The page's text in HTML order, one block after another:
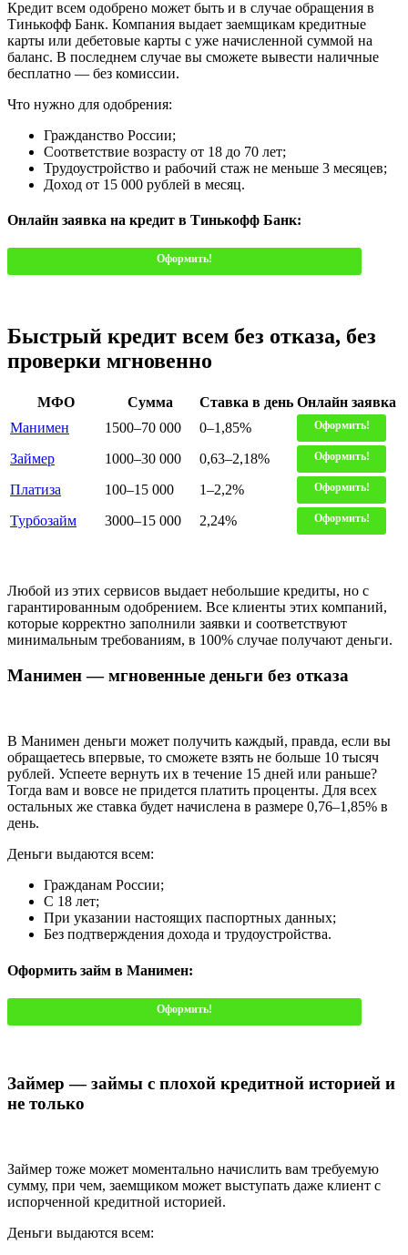
Кредит всем одобрено может быть и в случае обращения в
Тинькофф Банк. Компания выдает заемщикам кредитные
карты или дебетовые карты с уже начисленной суммой на
баланс. В последнем случае вы сможете вывести наличные
бесплатно — без комиссии.
Что нужно для одобрения:
Гражданство России;
Соответствие возрасту от 18 до 70 лет;
Трудоустройство и рабочий стаж не меньше 3 месяцев;
Доход от 15 000 рублей в месяц.
Онлайн заявка на кредит в Тинькофф Банк:
Оформить!
Быстрый кредит всем без отказа, без
проверки мгновенно
МФО Сумма Ставка в день Онлайн заявка
Манимен
1500–70 000 0–1,85% Оформить!
Займер 1000–30 000 0,63–2,18% Оформить!
Платиза 100–15 000 1–2,2% Оформить!
Турбозайм 3000–15 000 2,24% Оформить!
Любой из этих сервисов выдает небольшие кредиты, но с
гарантированным одобрением. Все клиенты этих компаний,
которые корректно заполнили заявки и соответствуют
минимальным требованиям, в 100% случае получают деньги.
Манимен — мгновенные деньги без отказа
В Манимен деньги может получить каждый, правда, если вы
обращаетесь впервые, то сможете взять не больше 10 тысяч
рублей. Успеете вернуть их в течение 15 дней или раньше?
Тогда вам и вовсе не придется платить проценты. Для всех
остальных же ставка будет начислена в размере 0,76–1,85% в
день.
Деньги выдаются всем:
Гражданам России;
С 18 лет;
При указании настоящих паспортных данных;
Без подтверждения дохода и трудоустройства.
Оформить займ в Манимен:
Оформить!
Займер — займы с плохой кредитной историей и
не только
Займер тоже может моментально начислить вам требуемую
сумму, при чем, заемщиком может выступать даже клиент с
испорченной кредитной историей.
Деньги выдаются всем: